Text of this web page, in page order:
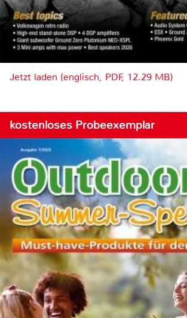
Jetzt laden (englisch, PDF, 12.29 MB)
kostenloses Probeexemplar